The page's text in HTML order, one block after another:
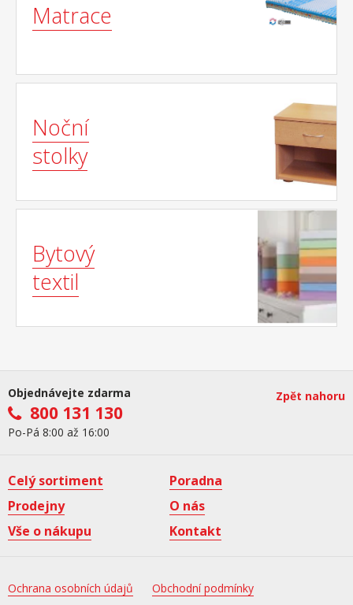
Matrace
Noční
stolky
Bytový
textil
Objednávejte zdarma
800 131 130
Po-Pá 8:00 až 16:00
Zpět nahoru
Celý sortiment
Poradna
Prodejny
O nás
Vše o nákupu
Kontakt
Ochrana osobních údajů Obchodní podmínky